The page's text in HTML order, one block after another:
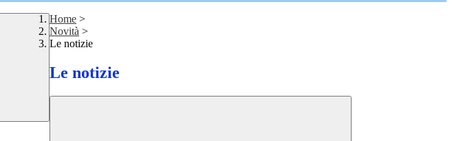
Home >
Novità >
Le notizie
Le notizie